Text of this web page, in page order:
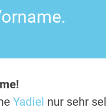
Yadiel nur sehr